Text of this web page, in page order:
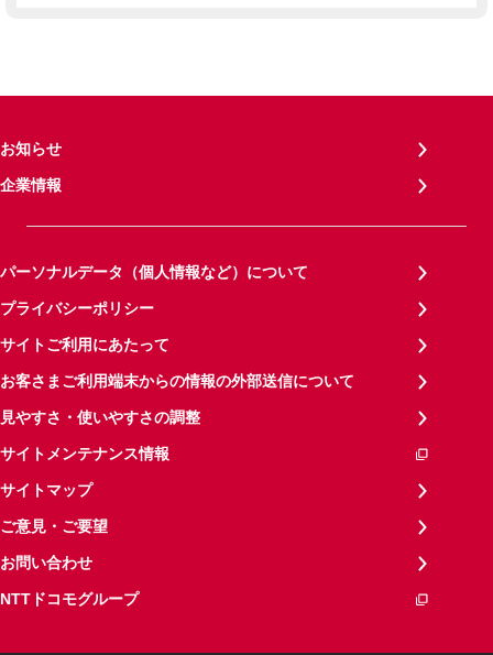
お知らせ
企業情報
パーソナルデータ（個人情報など）について
プライバシーポリシー
サイトご利用にあたって
お客さまご利用端末からの情報の外部送信について
見やすさ・使いやすさの調整
サイトメンテナンス情報
サイトマップ
ご意見・ご要望
お問い合わせ
NTTドコモグループ